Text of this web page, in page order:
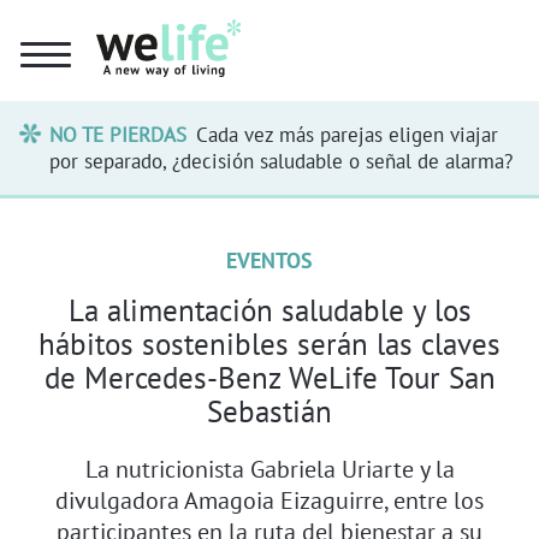
NO TE PIERDAS Cada vez más parejas eligen viajar
por separado, ¿decisión saludable o señal de alarma?
EVENTOS
La alimentación saludable y los
hábitos sostenibles serán las claves
de Mercedes-Benz WeLife Tour San
Sebastián
La nutricionista Gabriela Uriarte y la
divulgadora Amagoia Eizaguirre, entre los
participantes en la ruta del bienestar a su